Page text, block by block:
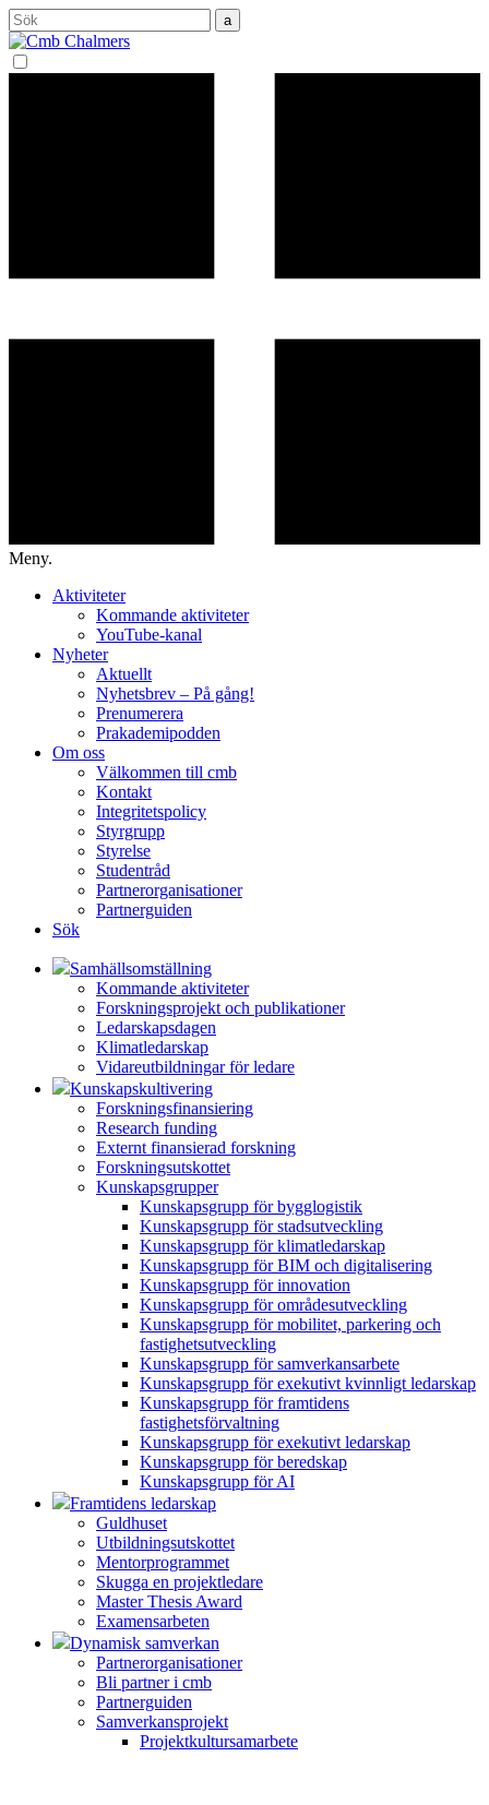
Sök
efter:
Meny.
Aktiviteter
Kommande aktiviteter
YouTube-kanal
Nyheter
Aktuellt
Nyhetsbrev – På gång!
Prenumerera
Prakademipodden
Om oss
Välkommen till cmb
Kontakt
Integritetspolicy
Styrgrupp
Styrelse
Studentråd
Partnerorganisationer
Partnerguiden
Sök
Samhällsomställning
Kommande aktiviteter
Forskningsprojekt och publikationer
Ledarskapsdagen
Klimatledarskap
Vidareutbildningar för ledare
Kunskapskultivering
Forskningsfinansiering
Research funding
Externt finansierad forskning
Forskningsutskottet
Kunskapsgrupper
Kunskapsgrupp för bygglogistik
Kunskapsgrupp för stadsutveckling
Kunskapsgrupp för klimatledarskap
Kunskapsgrupp för BIM och digitalisering
Kunskapsgrupp för innovation
Kunskapsgrupp för områdesutveckling
Kunskapsgrupp för mobilitet, parkering och
fastighetsutveckling
Kunskapsgrupp för samverkansarbete
Kunskapsgrupp för exekutivt kvinnligt ledarskap
Kunskapsgrupp för framtidens
fastighetsförvaltning
Kunskapsgrupp för exekutivt ledarskap
Kunskapsgrupp för beredskap
Kunskapsgrupp för AI
Framtidens ledarskap
Guldhuset
Utbildningsutskottet
Mentorprogrammet
Skugga en projektledare
Master Thesis Award
Examensarbeten
Dynamisk samverkan
Partnerorganisationer
Bli partner i cmb
Partnerguiden
Samverkansprojekt
Projektkultursamarbete